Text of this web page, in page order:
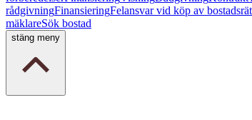
rådgivningFinansieringFelansvar vid köp av
mäklareSök bostad
stäng meny